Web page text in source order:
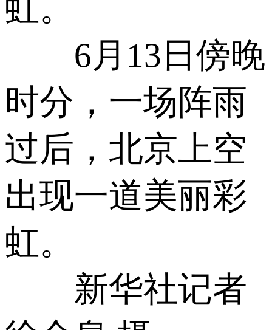
虹。
6月13日傍晚
时分，一场阵雨
过后，北京上空
出现一道美丽彩
虹。
新华社记者